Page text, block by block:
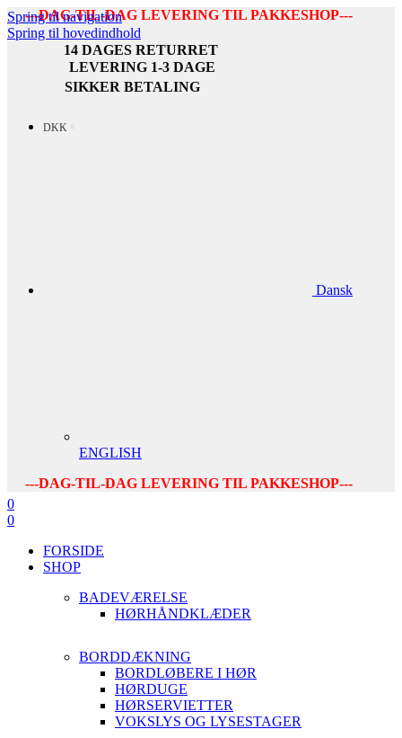
Spring til navigation
Spring til hovedindhold
---DAG-TIL-DAG LEVERING TIL PAKKESHOP---
14 DAGES RETURRET
LEVERING 1-3 DAGE
SIKKER BETALING
DKK
Dansk
ENGLISH
---DAG-TIL-DAG LEVERING TIL PAKKESHOP---
0
0
FORSIDE
SHOP
BADEVÆRELSE
HØRHÅNDKLÆDER
BORDDÆKNING
BORDLØBERE I HØR
HØRDUGE
HØRSERVIETTER
VOKSLYS OG LYSESTAGER